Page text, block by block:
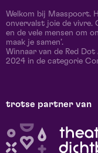
Welkom bij Maaspoort.
onvervalst joie de vivre.
en de vele mensen om
maak je samen’.
Winnaar van de Red
2024 in de categorie
trotse partner van